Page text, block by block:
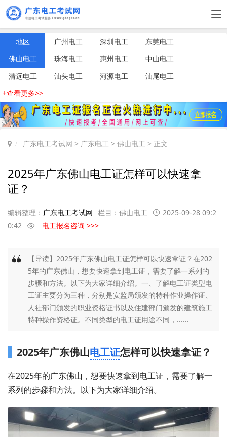
地区 广州电工 深圳电工
东莞电工
佛山电工
珠海电工 惠州电工
中山电工
清远电工
汕头电工 河源电工
汕尾电工
+查看更多>>
广东电工考试网 > 广东电工 > 佛山电工 > 正文
2025年广东佛山电工证怎样可以快速拿
证？
编辑整理： 广东电工考试网 栏目： 佛山电工
2025-09-28 09:2
0:42
电工报名咨询 >>>
【导读】2025年广东佛山电工证怎样可以快速拿证？在202
5年的广东佛山，想要快速拿到电工证，需要了解一系列的
步骤和方法。以下为大家详细介绍。一、了解电工证类型电
工证主要分为三种，分别是安监局颁发的特种作业操作证、
人社部门颁发的职业资格证书以及住建部门颁发的建筑施工
特种操作资格证。不同类型的电工证用途不同，......
2025年广东佛山电工证怎样可以快速拿证？
在2025年的广东佛山，想要快速拿到电工证，需要了解一
系列的步骤和方法。以下为大家详细介绍。